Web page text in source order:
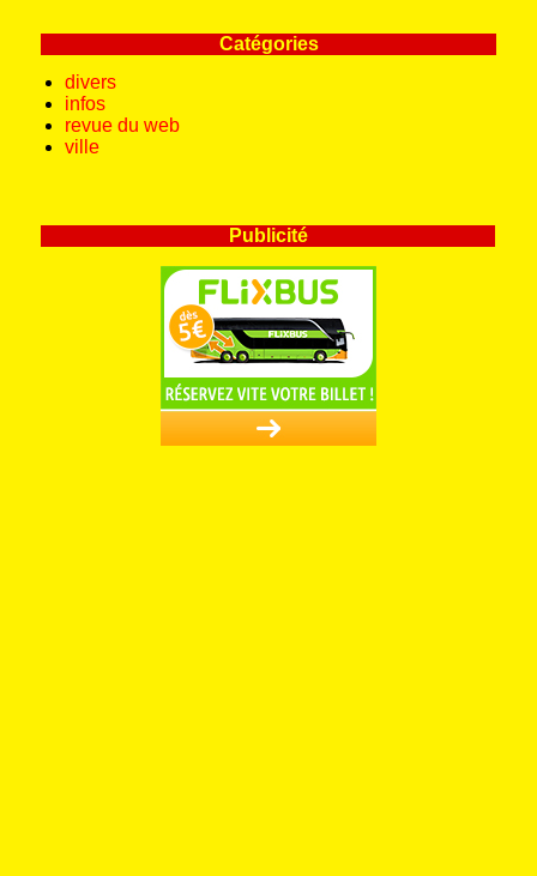
Catégories
divers
infos
revue du web
ville